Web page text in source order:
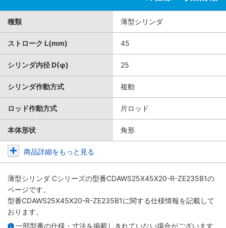
種類 薄型シリンダ
ストローク L(mm) 45
シリンダ内径 D(φ) 25
シリンダ作動方式 複動
ロッド作動方式 片ロッド
本体形状 角形
商品詳細をもっと見る
薄型シリンダ Cシリーズの型番CDAWS25X45X20-R-ZE235B1の
ページです。
型番CDAWS25X45X20-R-ZE235B1に関する仕様情報を記載して
おります。
一部型番の仕様・寸法を掲載しきれていない場合がございます